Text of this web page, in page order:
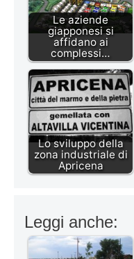
Le aziende
giapponesi si
affidano ai
complessi…
Lo sviluppo della
zona industriale di
Apricena
Leggi anche: